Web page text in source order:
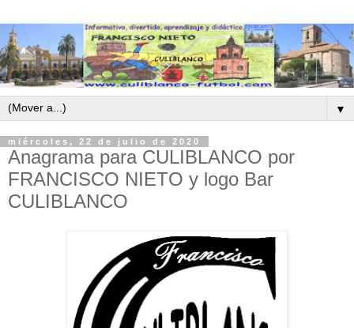
▼
miércoles, 22 de julio de 2020
Anagrama para CULIBLANCO por
FRANCISCO NIETO y logo Bar
CULIBLANCO